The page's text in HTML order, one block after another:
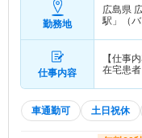
勤務地
広島県
駅」（
仕事内容
【仕事
在宅患
車通勤可 土日祝休